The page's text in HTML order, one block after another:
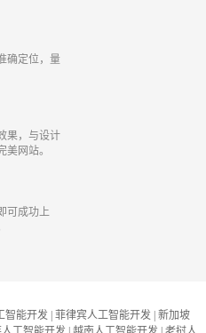
确定位，量
果，与设计
美网站。
可成功上
智能开发 | 菲律宾人工智能开发 | 新加坡